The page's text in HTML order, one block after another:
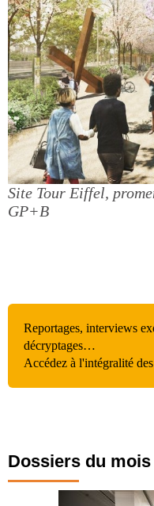
Site Tour Eiffel,
GP+B
Reportages, interviews
décryptages…
Accédez à l'intégralité
Dossiers du mois